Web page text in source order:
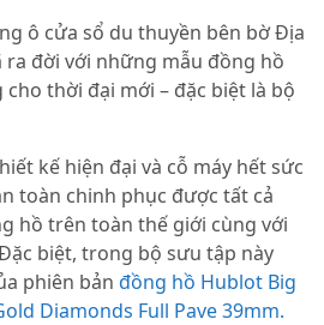
ô cửa sổ du thuyền bên bờ Địa
ra đời với những mẫu đồng hồ
thời đại mới – đặc biệt là bộ
kế hiện đại và cỗ máy hết sức
toàn chinh phục được tất cả
hồ trên toàn thế giới cùng với
biệt, trong bộ sưu tập này
phiên bản đồng hồ Hublot Big
Diamonds Full Pave 39mm.